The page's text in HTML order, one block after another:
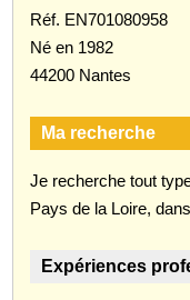
Réf. EN701080958
Né en 1982
44200 Nantes
Ma recherche
Je recherche tout
Pays de la Loire,
Expériences